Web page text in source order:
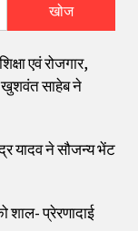
खोज
एवं रोजगार,
खुशवंत साहेब ने
यादव ने सौजन्य भेंट
शाल- प्रेरणादाई